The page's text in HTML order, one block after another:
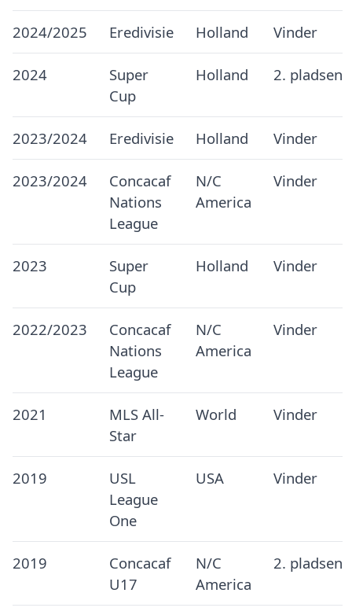
2024/2025 Eredivisie Holland Vinder
2024
Super
Cup
Holland 2. pladsen
2023/2024 Eredivisie Holland Vinder
2023/2024
Concacaf
Nations
League
N/C
America
Vinder
2023
Super
Cup
Holland Vinder
2022/2023
Concacaf
Nations
League
N/C
America
Vinder
2021
MLS All-
Star
World Vinder
2019
USL
League
One
USA Vinder
2019
Concacaf
U17
N/C
America
2. pladsen